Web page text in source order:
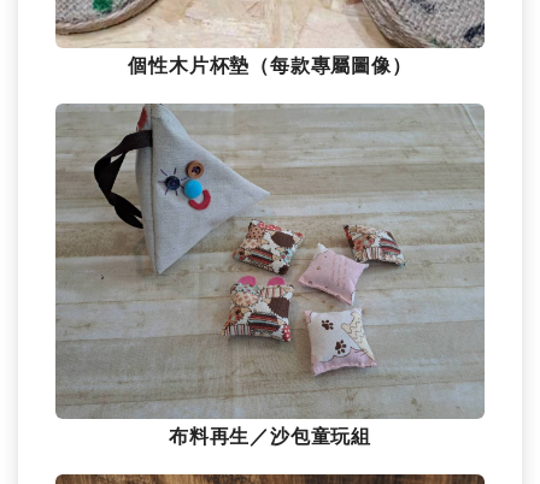
個性木片杯墊（每款專屬圖像）
布料再生／沙包童玩組